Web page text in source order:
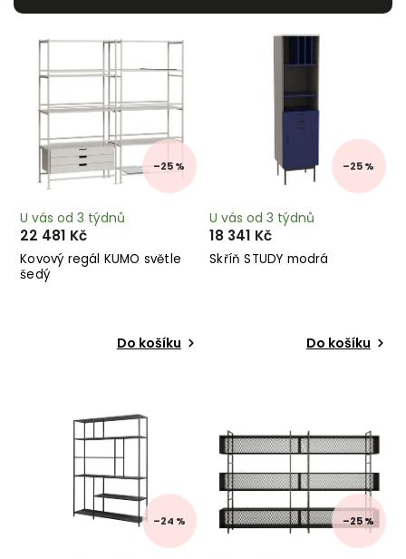
Abecedně
–25 %
Kovový regál KUMO světle
šedý
U vás od 3 týdnů
22 481 Kč
Do košíku
–25 %
Skříň STUDY modrá
U vás od 3 týdnů
18 341 Kč
Do košíku
–24 % –25 %